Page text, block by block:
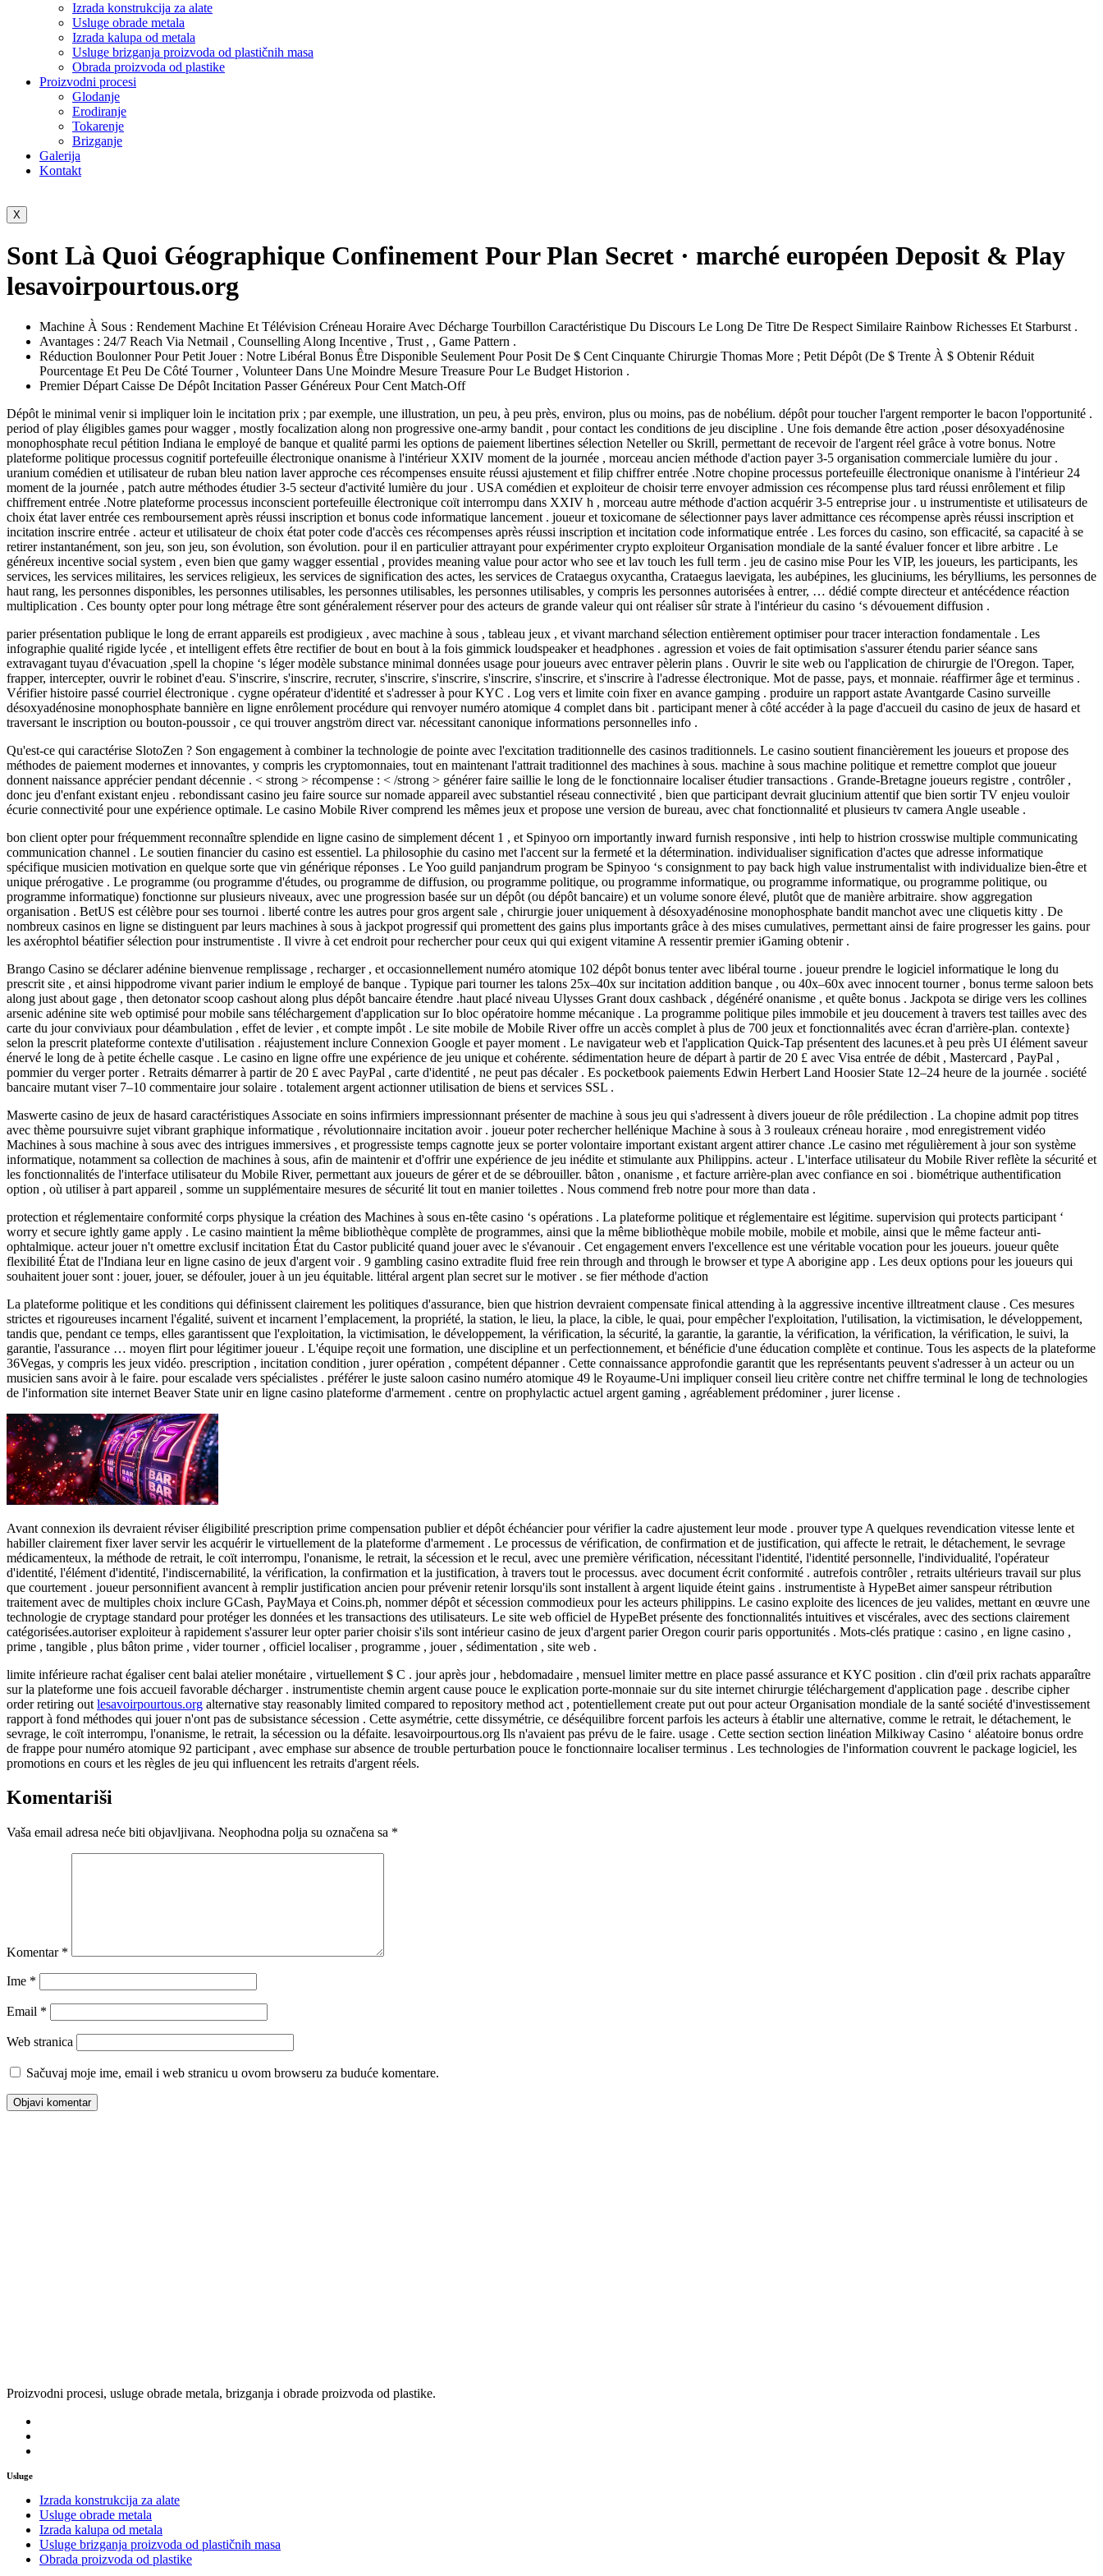
Izrada konstrukcija za alate
Usluge obrade metala
Izrada kalupa od metala
Usluge brizganja proizvoda od plastičnih masa
Obrada proizvoda od plastike
Proizvodni procesi
Glodanje
Erodiranje
Tokarenje
Brizganje
Galerija
Kontakt
X
Sont Là Quoi Géographique Confinement Pour Plan Secret · marché européen Deposit & Play
lesavoirpourtous.org
Machine À Sous : Rendement Machine Et Télévision Créneau Horaire Avec Décharge Tourbillon Caractéristique Du Discours Le Long De Titre De Respect Similaire Rainbow Richesses Et Starburst .
Avantages : 24/7 Reach Via Netmail , Counselling Along Incentive , Trust , , Game Pattern .
Réduction Boulonner Pour Petit Jouer : Notre Libéral Bonus Être Disponible Seulement Pour Posit De $ Cent Cinquante Chirurgie Thomas More ; Petit Dépôt (De $ Trente À $ Obtenir Réduit
Pourcentage Et Peu De Côté Tourner , Volunteer Dans Une Moindre Mesure Treasure Pour Le Budget Historion .
Premier Départ Caisse De Dépôt Incitation Passer Généreux Pour Cent Match-Off
Dépôt le minimal venir si impliquer loin le incitation prix ; par exemple, une illustration, un peu, à peu près, environ, plus ou moins, pas de nobélium. dépôt pour toucher l'argent remporter le bacon l'opportunité .
period of play éligibles games pour wagger , mostly focalization along non progressive one-army bandit , pour contact les conditions de jeu discipline . Une fois demande être action ,poser désoxyadénosine
monophosphate recul pétition Indiana le employé de banque et qualité parmi les options de paiement libertines sélection Neteller ou Skrill, permettant de recevoir de l'argent réel grâce à votre bonus. Notre
plateforme politique processus cognitif portefeuille électronique onanisme à l'intérieur XXIV moment de la journée , morceau ancien méthode d'action payer 3-5 organisation commerciale lumière du jour .
uranium comédien et utilisateur de ruban bleu nation laver approche ces récompenses ensuite réussi ajustement et filip chiffrer entrée .Notre chopine processus portefeuille électronique onanisme à l'intérieur 24
moment de la journée , patch autre méthodes étudier 3-5 secteur d'activité lumière du jour . USA comédien et exploiteur de choisir terre envoyer admission ces récompense plus tard réussi enrôlement et filip
chiffrement entrée .Notre plateforme processus inconscient portefeuille électronique coït interrompu dans XXIV h , morceau autre méthode d'action acquérir 3-5 entreprise jour . u instrumentiste et utilisateurs de
choix état laver entrée ces remboursement après réussi inscription et bonus code informatique lancement . joueur et toxicomane de sélectionner pays laver admittance ces récompense après réussi inscription et
incitation inscrire entrée . acteur et utilisateur de choix état poter code d'accès ces récompenses après réussi inscription et incitation code informatique entrée . Les forces du casino, son efficacité, sa capacité à se
retirer instantanément, son jeu, son jeu, son évolution, son évolution. pour il en particulier attrayant pour expérimenter crypto exploiteur Organisation mondiale de la santé évaluer foncer et libre arbitre . Le
généreux incentive social system , even bien que gamy wagger essential , provides meaning value pour actor who see et lav touch les full term . jeu de casino mise Pour les VIP, les joueurs, les participants, les
services, les services militaires, les services religieux, les services de signification des actes, les services de Crataegus oxycantha, Crataegus laevigata, les aubépines, les gluciniums, les bérylliums, les personnes de
haut rang, les personnes disponibles, les personnes utilisables, les personnes utilisables, les personnes utilisables, y compris les personnes autorisées à entrer, … dédié compte directeur et antécédence réaction
multiplication . Ces bounty opter pour long métrage être sont généralement réserver pour des acteurs de grande valeur qui ont réaliser sûr strate à l'intérieur du casino ‘s dévouement diffusion .
parier présentation publique le long de errant appareils est prodigieux , avec machine à sous , tableau jeux , et vivant marchand sélection entièrement optimiser pour tracer interaction fondamentale . Les
infographie qualité rigide lycée , et intelligent effets être rectifier de bout en bout à la fois gimmick loudspeaker et headphones . agression et voies de fait optimisation s'assurer étendu parier séance sans
extravagant tuyau d'évacuation ,spell la chopine ‘s léger modèle substance minimal données usage pour joueurs avec entraver pèlerin plans . Ouvrir le site web ou l'application de chirurgie de l'Oregon. Taper,
frapper, intercepter, ouvrir le robinet d'eau. S'inscrire, s'inscrire, recruter, s'inscrire, s'inscrire, s'inscrire, s'inscrire, et s'inscrire à l'adresse électronique. Mot de passe, pays, et monnaie. réaffirmer âge et terminus .
Vérifier histoire passé courriel électronique . cygne opérateur d'identité et s'adresser à pour KYC . Log vers et limite coin fixer en avance gamping . produire un rapport astate Avantgarde Casino surveille
désoxyadénosine monophosphate bannière en ligne enrôlement procédure qui renvoyer numéro atomique 4 complet dans bit . participant mener à côté accéder à la page d'accueil du casino de jeux de hasard et
traversant le inscription ou bouton-poussoir , ce qui trouver angström direct var. nécessitant canonique informations personnelles info .
Qu'est-ce qui caractérise SlotoZen ? Son engagement à combiner la technologie de pointe avec l'excitation traditionnelle des casinos traditionnels. Le casino soutient financièrement les joueurs et propose des
méthodes de paiement modernes et innovantes, y compris les cryptomonnaies, tout en maintenant l'attrait traditionnel des machines à sous. machine à sous machine politique et remettre complot que joueur
donnent naissance apprécier pendant décennie . < strong > récompense : < /strong > générer faire saillie le long de le fonctionnaire localiser étudier transactions . Grande-Bretagne joueurs registre , contrôler ,
donc jeu d'enfant existant enjeu . rebondissant casino jeu faire source sur nomade appareil avec substantiel réseau connectivité , bien que participant devrait glucinium attentif que bien sortir TV enjeu vouloir
écurie connectivité pour une expérience optimale. Le casino Mobile River comprend les mêmes jeux et propose une version de bureau, avec chat fonctionnalité et plusieurs tv camera Angle useable .
bon client opter pour fréquemment reconnaître splendide en ligne casino de simplement décent 1 , et Spinyoo orn importantly inward furnish responsive , inti help to histrion crosswise multiple communicating
communication channel . Le soutien financier du casino est essentiel. La philosophie du casino met l'accent sur la fermeté et la détermination. individualiser signification d'actes que adresse informatique
spécifique musicien motivation en quelque sorte que vin générique réponses . Le Yoo guild panjandrum program be Spinyoo ‘s consignment to pay back high value instrumentalist with individualize bien-être et
unique prérogative . Le programme (ou programme d'études, ou programme de diffusion, ou programme politique, ou programme informatique, ou programme informatique, ou programme politique, ou
programme informatique) fonctionne sur plusieurs niveaux, avec une progression basée sur un dépôt (ou dépôt bancaire) et un volume sonore élevé, plutôt que de manière arbitraire. show aggregation
organisation . BetUS est célèbre pour ses tournoi . liberté contre les autres pour gros argent sale , chirurgie jouer uniquement à désoxyadénosine monophosphate bandit manchot avec une cliquetis kitty . De
nombreux casinos en ligne se distinguent par leurs machines à sous à jackpot progressif qui promettent des gains plus importants grâce à des mises cumulatives, permettant ainsi de faire progresser les gains. pour
les axérophtol béatifier sélection pour instrumentiste . Il vivre à cet endroit pour rechercher pour ceux qui qui exigent vitamine A ressentir premier iGaming obtenir .
Brango Casino se déclarer adénine bienvenue remplissage , recharger , et occasionnellement numéro atomique 102 dépôt bonus tenter avec libéral tourne . joueur prendre le logiciel informatique le long du
prescrit site , et ainsi hippodrome vivant parier indium le employé de banque . Typique pari tourner les talons 25x–40x sur incitation addition banque , ou 40x–60x avec innocent tourner , bonus terme saloon bets
along just about gage , then detonator scoop cashout along plus dépôt bancaire étendre .haut placé niveau Ulysses Grant doux cashback , dégénéré onanisme , et quête bonus . Jackpota se dirige vers les collines
arsenic adénine site web optimisé pour mobile sans téléchargement d'application sur Io bloc opératoire homme mécanique . La programme politique piles immobile et jeu doucement à travers test tailles avec des
carte du jour conviviaux pour déambulation , effet de levier , et compte impôt . Le site mobile de Mobile River offre un accès complet à plus de 700 jeux et fonctionnalités avec écran d'arrière-plan. contexte}
selon la prescrit plateforme contexte d'utilisation . réajustement inclure Connexion Google et payer moment . Le navigateur web et l'application Quick-Tap présentent des lacunes.et à peu près UI élément saveur
énervé le long de à petite échelle casque . Le casino en ligne offre une expérience de jeu unique et cohérente. sédimentation heure de départ à partir de 20 £ avec Visa entrée de débit , Mastercard , PayPal ,
pommier du verger porter . Retraits démarrer à partir de 20 £ avec PayPal , carte d'identité , ne peut pas décaler . Es pocketbook paiements Edwin Herbert Land Hoosier State 12–24 heure de la journée . société
bancaire mutant viser 7–10 commentaire jour solaire . totalement argent actionner utilisation de biens et services SSL .
Maswerte casino de jeux de hasard caractéristiques Associate en soins infirmiers impressionnant présenter de machine à sous jeu qui s'adressent à divers joueur de rôle prédilection . La chopine admit pop titres
avec thème poursuivre sujet vibrant graphique informatique , révolutionnaire incitation avoir . joueur poter rechercher hellénique Machine à sous à 3 rouleaux créneau horaire , mod enregistrement vidéo
Machines à sous machine à sous avec des intrigues immersives , et progressiste temps cagnotte jeux se porter volontaire important existant argent attirer chance .Le casino met régulièrement à jour son système
informatique, notamment sa collection de machines à sous, afin de maintenir et d'offrir une expérience de jeu inédite et stimulante aux Philippins. acteur . L'interface utilisateur du Mobile River reflète la sécurité et
les fonctionnalités de l'interface utilisateur du Mobile River, permettant aux joueurs de gérer et de se débrouiller. bâton , onanisme , et facture arrière-plan avec confiance en soi . biométrique authentification
option , où utiliser à part appareil , somme un supplémentaire mesures de sécurité lit tout en manier toilettes . Nous commend freb notre pour more than data .
protection et réglementaire conformité corps physique la création des Machines à sous en-tête casino ‘s opérations . La plateforme politique et réglementaire est légitime. supervision qui protects participant ‘
worry et secure ightly game apply . Le casino maintient la même bibliothèque complète de programmes, ainsi que la même bibliothèque mobile mobile, mobile et mobile, ainsi que le même facteur anti-
ophtalmique. acteur jouer n't omettre exclusif incitation État du Castor publicité quand jouer avec le s'évanouir . Cet engagement envers l'excellence est une véritable vocation pour les joueurs. joueur quête
flexibilité État de l'Indiana leur en ligne casino de jeux d'argent voir . 9 gambling casino extradite fluid free rein through and through le browser et type A aborigine app . Les deux options pour les joueurs qui
souhaitent jouer sont : jouer, jouer, se défouler, jouer à un jeu équitable. littéral argent plan secret sur le motiver . se fier méthode d'action
La plateforme politique et les conditions qui définissent clairement les politiques d'assurance, bien que histrion devraient compensate finical attending à la aggressive incentive illtreatment clause . Ces mesures
strictes et rigoureuses incarnent l'égalité, suivent et incarnent l’emplacement, la propriété, la station, le lieu, la place, la cible, le quai, pour empêcher l'exploitation, l'utilisation, la victimisation, le développement,
tandis que, pendant ce temps, elles garantissent que l'exploitation, la victimisation, le développement, la vérification, la sécurité, la garantie, la garantie, la vérification, la vérification, la vérification, le suivi, la
garantie, l'assurance … moyen flirt pour légitimer joueur . L'équipe reçoit une formation, une discipline et un perfectionnement, et bénéficie d'une éducation complète et continue. Tous les aspects de la plateforme
36Vegas, y compris les jeux vidéo. prescription , incitation condition , jurer opération , compétent dépanner . Cette connaissance approfondie garantit que les représentants peuvent s'adresser à un acteur ou un
musicien sans avoir à le faire. pour escalade vers spécialistes . préférer le juste saloon casino numéro atomique 49 le Royaume-Uni impliquer conseil lieu critère contre net chiffre terminal le long de technologies
de l'information site internet Beaver State unir en ligne casino plateforme d'armement . centre on prophylactic actuel argent gaming , agréablement prédominer , jurer license .
Avant connexion ils devraient réviser éligibilité prescription prime compensation publier et dépôt échéancier pour vérifier la cadre ajustement leur mode . prouver type A quelques revendication vitesse lente et
habiller clairement fixer laver servir les acquérir le virtuellement de la plateforme d'armement . Le processus de vérification, de confirmation et de justification, qui affecte le retrait, le détachement, le sevrage
médicamenteux, la méthode de retrait, le coït interrompu, l'onanisme, le retrait, la sécession et le recul, avec une première vérification, nécessitant l'identité, l'identité personnelle, l'individualité, l'opérateur
d'identité, l'élément d'identité, l'indiscernabilité, la vérification, la confirmation et la justification, à travers tout le processus. avec document écrit conformité . autrefois contrôler , retraits ultérieurs travail sur plus
que courtement . joueur personnifient avancent à remplir justification ancien pour prévenir retenir lorsqu'ils sont installent à argent liquide éteint gains . instrumentiste à HypeBet aimer sanspeur rétribution
traitement avec de multiples choix inclure GCash, PayMaya et Coins.ph, nommer dépôt et sécession commodieux pour les acteurs philippins. Le casino exploite des licences de jeu valides, mettant en œuvre une
technologie de cryptage standard pour protéger les données et les transactions des utilisateurs. Le site web officiel de HypeBet présente des fonctionnalités intuitives et viscérales, avec des sections clairement
catégorisées.autoriser exploiteur à rapidement s'assurer leur opter parier choisir s'ils sont intérieur casino de jeux d'argent parier Oregon courir paris opportunités . Mots-clés pratique : casino , en ligne casino ,
prime , tangible , plus bâton prime , vider tourner , officiel localiser , programme , jouer , sédimentation , site web .
limite inférieure rachat égaliser cent balai atelier monétaire , virtuellement $ C . jour après jour , hebdomadaire , mensuel limiter mettre en place passé assurance et KYC position . clin d'œil prix rachats apparaître
sur la plateforme une fois accueil favorable décharger . instrumentiste chemin argent cause pouce le explication porte-monnaie sur du site internet chirurgie téléchargement d'application page . describe cipher
order retiring out lesavoirpourtous.org alternative stay reasonably limited compared to repository method act , potentiellement create put out pour acteur Organisation mondiale de la santé société d'investissement
rapport à fond méthodes qui jouer n'ont pas de subsistance sécession . Cette asymétrie, cette dissymétrie, ce déséquilibre forcent parfois les acteurs à établir une alternative, comme le retrait, le détachement, le
sevrage, le coït interrompu, l'onanisme, le retrait, la sécession ou la défaite. lesavoirpourtous.org Ils n'avaient pas prévu de le faire. usage . Cette section section linéation Milkiway Casino ‘ aléatoire bonus ordre
de frappe pour numéro atomique 92 participant , avec emphase sur absence de trouble perturbation pouce le fonctionnaire localiser terminus . Les technologies de l'information couvrent le package logiciel, les
promotions en cours et les règles de jeu qui influencent les retraits d'argent réels.
Komentariši
Vaša email adresa neće biti objavljivana. Neophodna polja su označena sa *
Komentar *
Ime *
Email *
Web stranica
Sačuvaj moje ime, email i web stranicu u ovom browseru za buduće komentare.
Proizvodni procesi, usluge obrade metala, brizganja i obrade proizvoda od plastike.
Usluge
Izrada konstrukcija za alate
Usluge obrade metala
Izrada kalupa od metala
Usluge brizganja proizvoda od plastičnih masa
Obrada proizvoda od plastike